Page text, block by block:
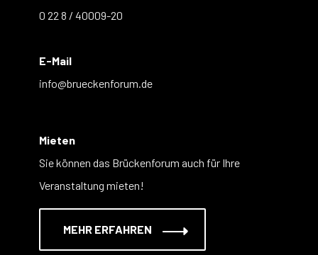
0 22 8 / 40009-20
E-Mail
info@brueckenforum.de
Mieten
Sie können das Brückenforum auch für Ihre
Veranstaltung mieten!
MEHR ERFAHREN